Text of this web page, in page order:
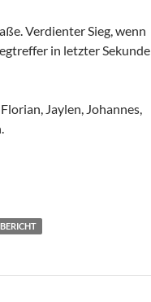
Verdienter Sieg, wenn
in letzter Sekunde
Jaylen, Johannes,